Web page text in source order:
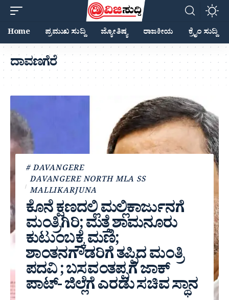
Home ಪ್ರಮುಖ ಸುದ್ದಿ ಜ್ಯೋತಿಷ್ಯ ರಾಜಕೀಯ ಕ್ರೈಂ ಸುದ್ದಿ
ದಾವಣಗೆರೆ
# DAVANGERE
DAVANGERE NORTH MLA SS
MALLIKARJUNA
ಕೊನೆ ಕ್ಷಣದಲ್ಲಿ ಮಲ್ಲಿಕಾರ್ಜುನಗೆ
ಮಂತ್ರಿಗಿರಿ; ಮತ್ತೆ ಶಾಮನೂರು
ಕುಟುಂಬಕ್ಕೆ ಮಣಿ;
ಶಾಂತನಗೌಡರಿಗೆ ತಪ್ಪಿದ ಮಂತ್ರಿ
ಪದವಿ ; ಬಸವಂತಪ್ಪಗೆ ಜಾಕ್
ಪಾಟ್- ಜಿಲ್ಲೆಗೆ ಎರಡು ಸಚಿವ ಸ್ಥಾನ